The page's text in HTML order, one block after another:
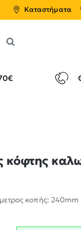
Καταστήματα
κόφτης
κοπής: